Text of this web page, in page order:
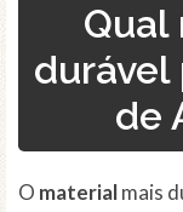
Qual
durável
de
O materialmais